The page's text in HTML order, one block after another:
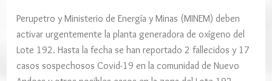
Perupetro y Ministerio de Energía y Minas (MINEM) deben
activar urgentemente la planta generadora de oxígeno del
Lote 192. Hasta la fecha se han reportado 2 fallecidos y 17
casos sospechosos Covid-19 en la comunidad de Nuevo